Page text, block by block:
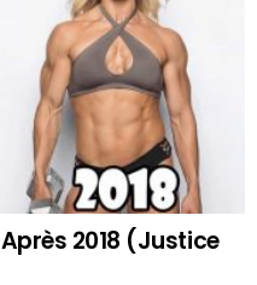
2018 (Justice